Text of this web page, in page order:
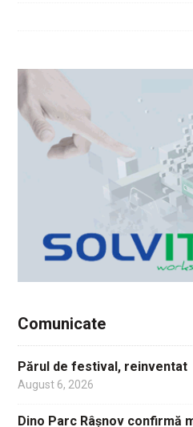
Comunicate
Părul de festival, reinventat
August 6, 2026
Dino Parc Râșnov confirmă